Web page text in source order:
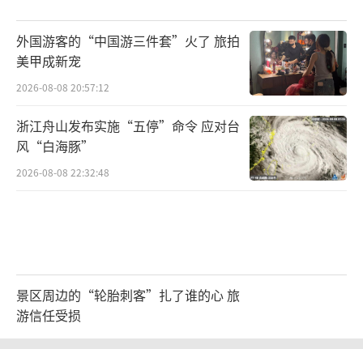
外国游客的“中国游三件套”火了 旅拍
美甲成新宠
2026-08-08 20:57:12
浙江舟山发布实施“五停”命令 应对台
风“白海豚”
2026-08-08 22:32:48
景区周边的“轮胎刺客”扎了谁的心 旅
游信任受损
2026-08-08 21:47:22